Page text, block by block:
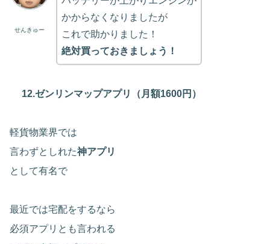
せんきゅー
かからなくなりましたが
これで助かりました！
絶対買っておきましょう！
12.ゼンリンマップアプリ（月額1600円）
軽貨物業界では
言わずとしれた神アプリ
として有名で
最近では宅配をするなら
必須アプリとも言われる